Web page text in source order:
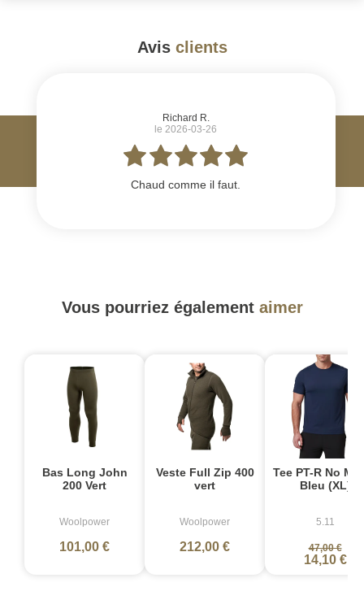
Avis clients
Richard R.
le 2026-03-26
Chaud comme il faut.
Vous pourriez également aimer
Bas Long John
200 Vert
Woolpower
101,00 €
Veste Full Zip 400
vert
Woolpower
212,00 €
Tee PT-R No
Bleu (XL)
5.11
47,00 €
14,10 €